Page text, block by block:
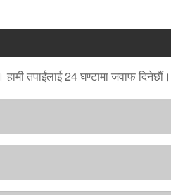
तपाईंलाई 24 घण्टामा जवाफ दिनेछौं।